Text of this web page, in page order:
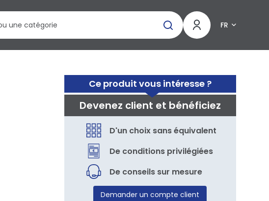
FR
Ce produit vous intéresse ?
Devenez client et bénéficiez
D'un choix sans équivalent
De conditions privilégiées
De conseils sur mesure
Demander un compte client